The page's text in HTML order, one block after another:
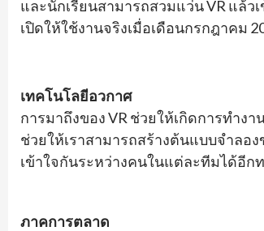
และนักเรียนสามารถสวมแว่น VR แล้
เปิดให้ใช้งานจริงเมื่อเดือนกรกฎาคม
เทคโนโลยีอวกาศ
การมาถึงของ VR ช่วยให้เกิดการทำง
ช่วยให้เราสามารถสร้างต้นแบบจำลอ
เข้าใจกันระหว่างคนในแต่ละทีมได้อีก
ภาคการตลาด